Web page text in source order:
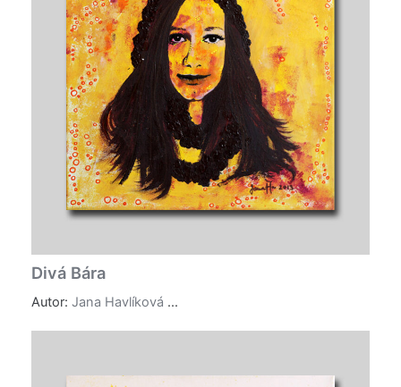
Divá Bára
Autor: Jana Havlíková ...